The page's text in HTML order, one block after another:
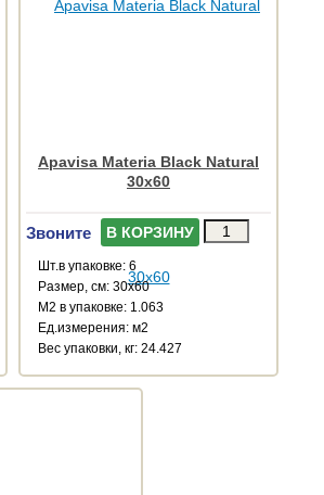
Apavisa Materia Black Natural
30x60
Звоните В КОРЗИНУ
Шт.в упаковке: 6
Размер, см: 30x60
М2 в упаковке: 1.063
Ед.измерения: м2
Веc упаковки, кг: 24.427